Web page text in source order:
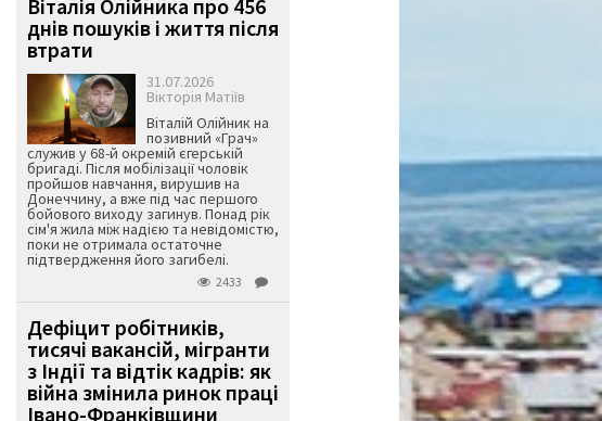
Віталія Олійника про 456
днів пошуків і життя після
втрати
31.07.2026
Вікторія Матіїв
Віталій Олійник на
позивний «Грач»
служив у 68-й окремій єгерській
бригаді. Після мобілізації чоловік
пройшов навчання, вирушив на
Донеччину, а вже під час першого
бойового виходу загинув. Понад рік
сім'я жила між надією та невідомістю,
поки не отримала остаточне
підтвердження його загибелі.
2433
Дефіцит робітників,
тисячі вакансій, мігранти
з Індії та відтік кадрів: як
війна змінила ринок праці
Івано-Франківщини